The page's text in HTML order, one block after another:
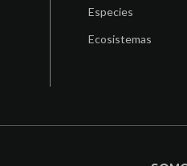
Especies
Ecosistemas